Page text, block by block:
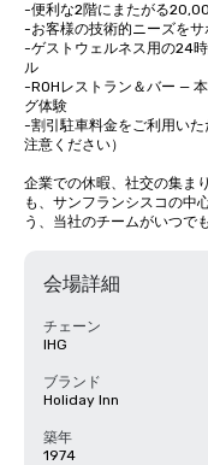
-便利な2階にまたがる
-お客様の技術的ニーズを
-ゲストウェルネス用の24
ル
-ROHレストラン＆バー —
グ体験
-割引駐車料金をご利用い
注意ください）
企業での休暇、社交の集ま
も、サンフランシスコの中
う、当社のチームがいつで
会場詳細
チェーン
IHG
ブランド
Holiday Inn
築年
1974